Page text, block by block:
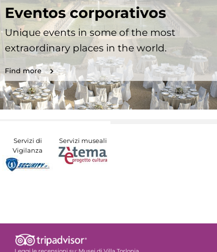
Eventos corporativos
Unique events in some of the most
extraordinary places in the world.
Find more
Servizi di
Vigilanza
Servizi museali